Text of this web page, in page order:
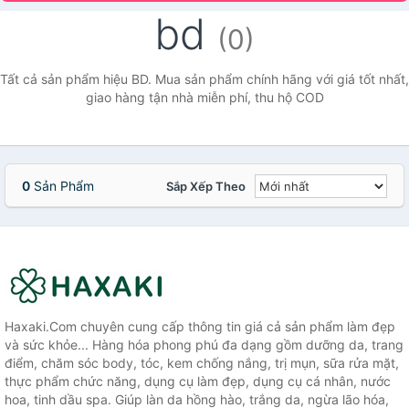
Face Shop
Waterproof
bd (0)
Tất cả sản phẩm hiệu BD. Mua sản phẩm chính hãng với giá tốt nhất,
giao hàng tận nhà miễn phí, thu hộ COD
0 Sản Phẩm Sắp Xếp Theo
Haxaki.Com chuyên cung cấp thông tin giá cả sản phẩm làm đẹp
và sức khỏe... Hàng hóa phong phú đa dạng gồm dưỡng da, trang
điểm, chăm sóc body, tóc, kem chống nắng, trị mụn, sữa rửa mặt,
thực phẩm chức năng, dụng cụ làm đẹp, dụng cụ cá nhân, nước
hoa, tinh dầu spa. Giúp làn da hồng hào, trắng da, ngừa lão hóa,